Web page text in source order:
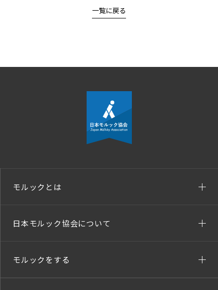
一覧に戻る
モルックとは
日本モルック協会について
モルックをする